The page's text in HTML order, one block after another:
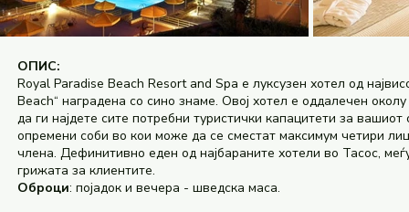
ОПИС:
Royal Paradise Beach Resort and Spa е луксузен хотел од
Beach“ наградена со сино знаме. Овој хотел е оддалечен
да ги најдете сите потребни туристички капацитети за
опремени соби во кои може да се сместат максимум четири
члена. Дефинитивно еден од најбараните хотели во Тасос,
грижата за клиентите.
Оброци: појадок и вечера - шведска маса.